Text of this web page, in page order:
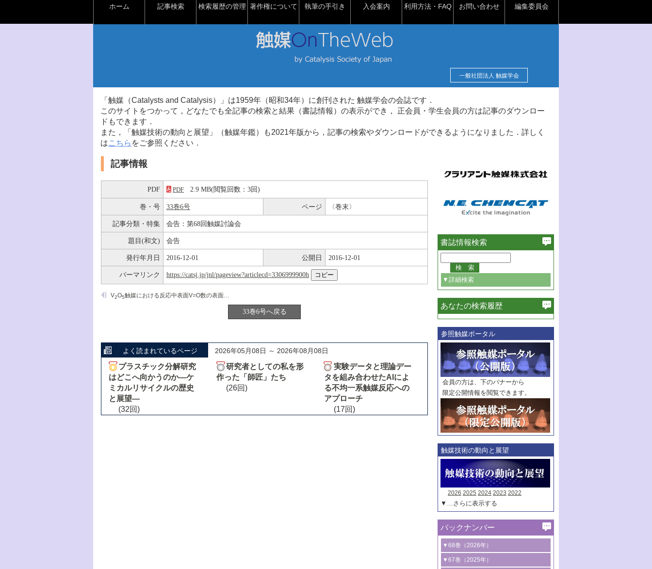
ホーム 記事検索 検索履歴の管理 著作権について 執筆の手引き 入会案内 利用方法・FAQ お問い合わせ 編集委員会
一般社団法人 触媒学会
「触媒（Catalysts and Catalysis）」は1959年（昭和34年）に創刊された 触媒学会の会誌です．
このサイトをつかって，どなたでも全記事の検索と結果（書誌情報）の表示ができ， 正会員・学生会員の方は記事のダウンロー
ドもできます．
また，「触媒技術の動向と展望」（触媒年鑑）も2021年版から，記事の検索やダウンロードができるようになりました．詳しく
はこちら をご参照ください．
記事情報
PDF PDF 2.9 MB(閲覧回数：3回)
巻・号 33巻6号 ページ 〈巻末〉
記事分類・特集 会告：第68回触媒討論会
題目(和文) 会告
発行年月日 2016-12-01 公開日 2016-12-01
パーマリンク https://catsj.jp/jnl/pageview?articlecd=3306999900h
V2O5触媒における反応中表面V=O数の表面構造依存性
33巻6号へ戻る
よく読まれているページ 2026年05月08日 ～ 2026年08月08日
プラスチック分解研究
はどこへ向かうのか―ケ
ミカルリサイクルの歴史
と展望―
(32回)
研究者としての私を形
作った「師匠」たち
(26回)
実験データと理論デー
タを組み合わせたAIによ
る不均一系触媒反応への
アプローチ
(17回)
書誌情報検索
▼詳細検索
必ず含む
巻・号指定
巻
号
範囲指定
巻
号～
巻
号
触媒年鑑
年度
記事種別
マーク：
マークあり
あなたの検索履歴
参照触媒ポータル
会員の方は、下のバナーから
限定公開情報を閲覧できます。
触媒技術の動向と展望
2026 2025 2024 2023 2022
▼…さらに表示する
バックナンバー
▼68巻（2026年）
1号 過酸化水素合成に関する研究動向
▼67巻（2025年）